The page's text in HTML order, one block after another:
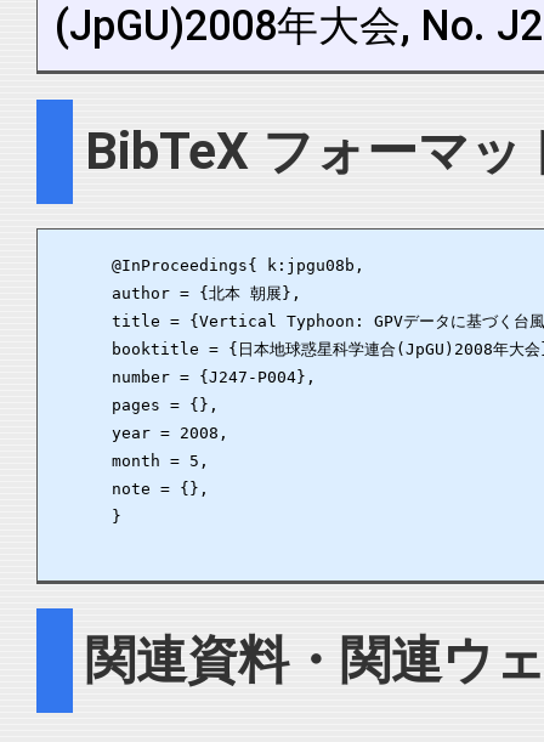
(JpGU)2008年大会, No.
BibTeX フォーマッ
      @InProceedings{ k:jpgu08b,
      author = {北本 朝展},
title = {Vertical Typhoon: GPVデータに基づく台風
booktitle = {日本地球惑星科学連合(JpGU)2008年大
      number = {J247-P004},
      pages = {},
      year = 2008,
      month = 5,
      note = {},
      }
関連資料・関連ウ